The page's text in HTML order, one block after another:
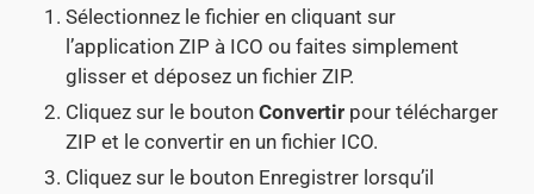
Sélectionnez le fichier en cliquant sur
l’application ZIP à ICO ou faites simplement
glisser et déposez un fichier ZIP.
Cliquez sur le bouton Convertir pour télécharger
ZIP et le convertir en un fichier ICO.
Cliquez sur le bouton Enregistrer lorsqu’il